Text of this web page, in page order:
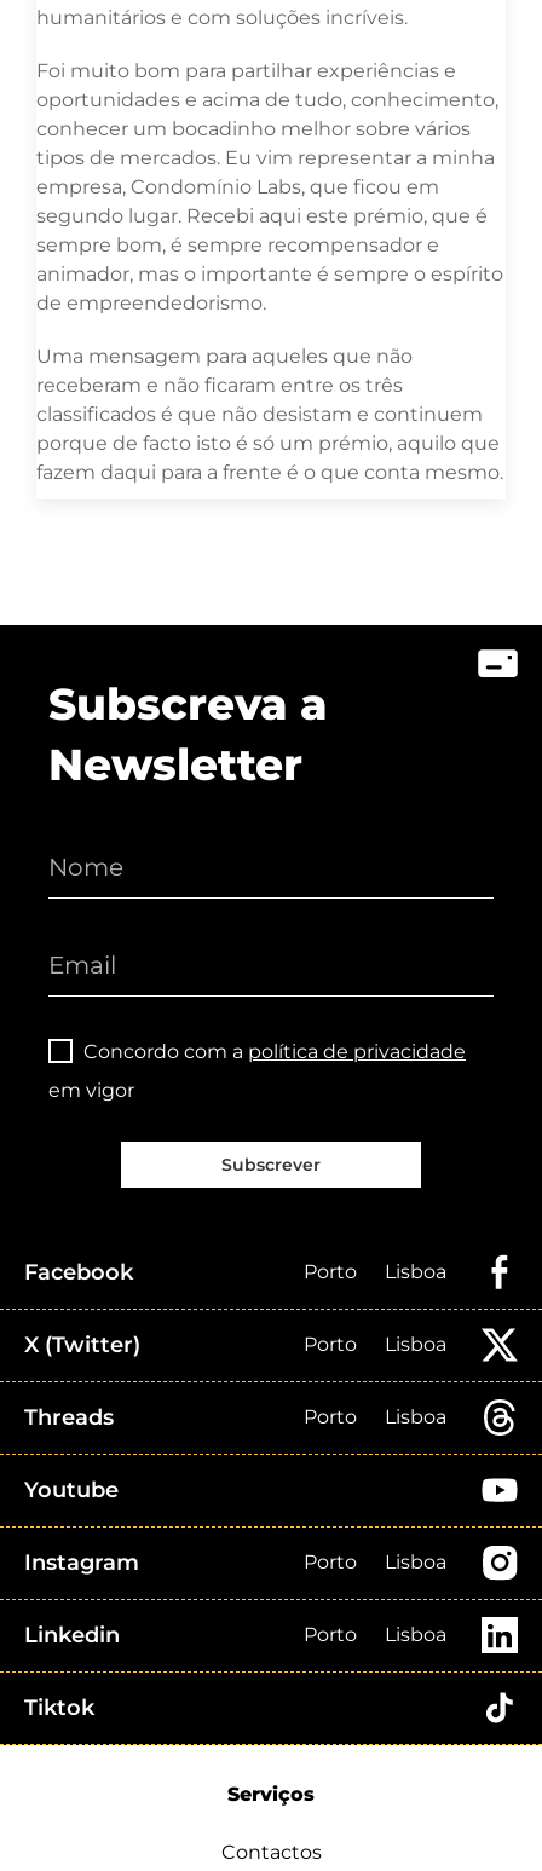
humanitários e com soluções incríveis.
Foi muito bom para partilhar experiências e
oportunidades e acima de tudo, conhecimento,
conhecer um bocadinho melhor sobre vários
tipos de mercados. Eu vim representar a minha
empresa, Condomínio Labs, que ficou em
segundo lugar. Recebi aqui este prémio, que é
sempre bom, é sempre recompensador e
animador, mas o importante é sempre o espírito
de empreendedorismo.
Uma mensagem para aqueles que não
receberam e não ficaram entre os três
classificados é que não desistam e continuem
porque de facto isto é só um prémio, aquilo que
fazem daqui para a frente é o que conta mesmo.
Subscreva a
Newsletter
Concordo com a política de privacidade
em vigor
Subscrever
Facebook Porto Lisboa
X (Twitter) Porto Lisboa
Threads Porto Lisboa
Youtube
Instagram Porto Lisboa
Linkedin Porto Lisboa
Tiktok
Serviços
Contactos